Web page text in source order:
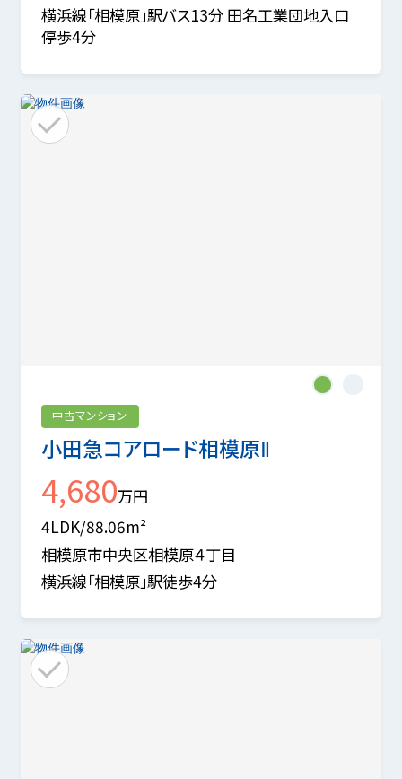
横浜線「相模原」駅バス13分 田名工業団地入口
停歩4分
小田急コアロード相模原Ⅱ
中古マンション
4,680万円
4LDK/88.06m²
相模原市中央区相模原４丁目
横浜線「相模原」駅徒歩4分